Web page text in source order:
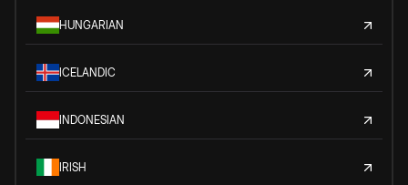
HUNGARIAN
ICELANDIC
INDONESIAN
IRISH